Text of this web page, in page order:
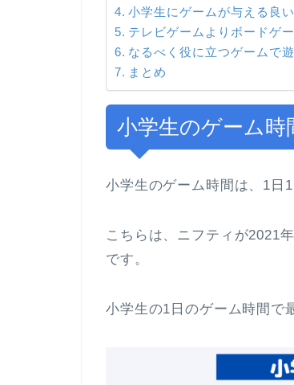
小学生にゲームが与える良
テレビゲームよりボードゲ
なるべく役に立つゲームで
まとめ
小学生のゲーム時
小学生のゲーム時間は、1日
こちらは、ニフティが2021
です。
小学生の1日のゲーム時間で